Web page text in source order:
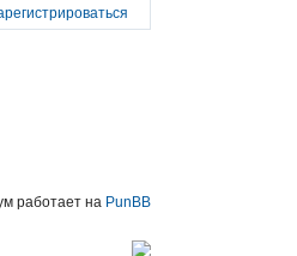
работает на PunBB